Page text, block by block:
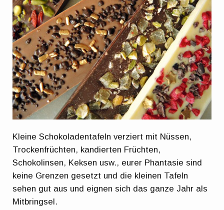
Kleine Schokoladentafeln verziert mit Nüssen,
Trockenfrüchten, kandierten Früchten,
Schokolinsen, Keksen usw., eurer Phantasie sind
keine Grenzen gesetzt und die kleinen Tafeln
sehen gut aus und eignen sich das ganze Jahr als
Mitbringsel.